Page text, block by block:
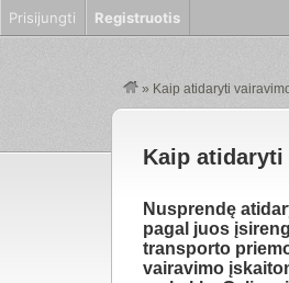
» Kaip atidaryti
Kaip
Nusprendę
pagal juos
transporto
vairavimo
Prisijungti Registruotis